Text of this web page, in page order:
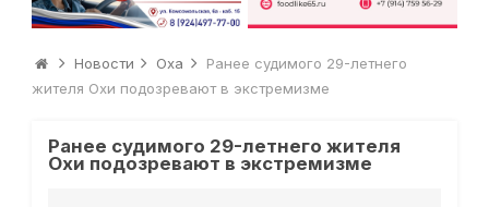
Новости Оха
Ранее судимого 29-летнего
жителя Охи подозревают в экстремизме
Ранее судимого 29-летнего жителя
Охи подозревают в экстремизме